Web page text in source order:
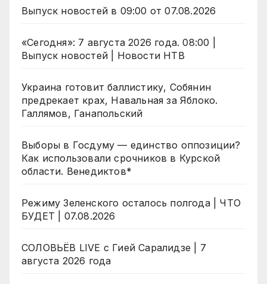
Выпуск новостей в 09:00 от 07.08.2026
«Сегодня»: 7 августа 2026 года. 08:00 |
Выпуск новостей | Новости НТВ
Украина готовит баллистику, Собянин
предрекает крах, Навальная за Яблоко.
Галлямов, Ганапольский
Выборы в Госдуму — единство оппозиции?
Как использовали срочников в Курской
области. Венедиктов*
Режиму Зеленского осталось полгода | ЧТО
БУДЕТ | 07.08.2026
СОЛОВЬЁВ LIVE с Гией Саралидзе | 7
августа 2026 года